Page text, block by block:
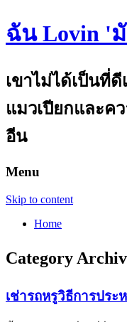
ฉัน Lovin '
เขาไม่ได้เป็นที่
แมวเปียกและค
อีน
Menu
Skip to content
Home
Category
เช่ารถหรูวิธีการประ